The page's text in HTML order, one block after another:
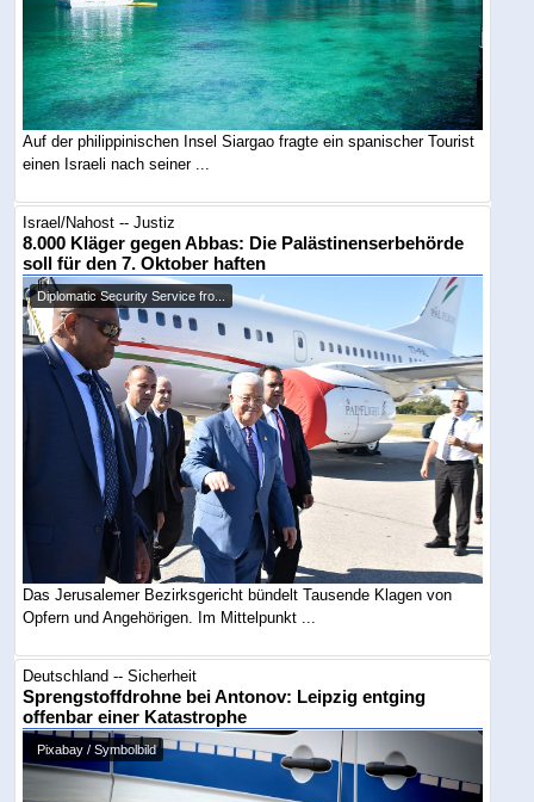
Auf der philippinischen Insel Siargao fragte ein spanischer Tourist
einen Israeli nach seiner ...
Israel/Nahost -- Justiz
8.000 Kläger gegen Abbas: Die Palästinenserbehörde
soll für den 7. Oktober haften
Diplomatic Security Service fro...
Das Jerusalemer Bezirksgericht bündelt Tausende Klagen von
Opfern und Angehörigen. Im Mittelpunkt ...
Deutschland -- Sicherheit
Sprengstoffdrohne bei Antonov: Leipzig entging
offenbar einer Katastrophe
Pixabay / Symbolbild